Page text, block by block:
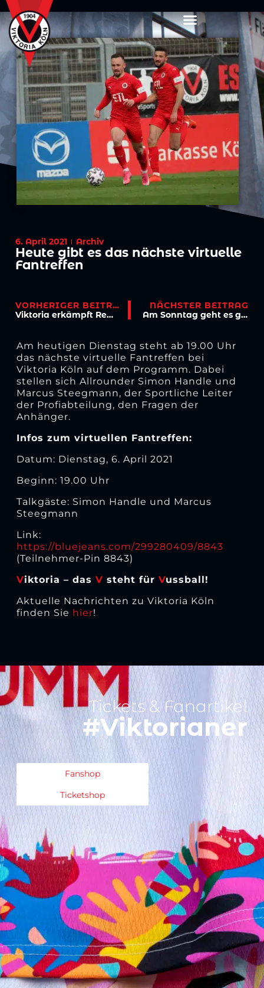
6. April 2021 Archiv
Heute gibt es das nächste virtuelle
Fantreffen
VORHERIGER BEITRAG
Viktoria erkämpft Remis in Unterzahl
NÄCHSTER BEITRAG
Am Sonntag geht es gegen den Tabellennachbarn aus Zwickau
Am heutigen Dienstag steht ab 19.00 Uhr
das nächste virtuelle Fantreffen bei
Viktoria Köln auf dem Programm. Dabei
stellen sich Allrounder Simon Handle und
Marcus Steegmann, der Sportliche Leiter
der Profiabteilung, den Fragen der
Anhänger.
Infos zum virtuellen Fantreffen:
Datum: Dienstag, 6. April 2021
Beginn: 19.00 Uhr
Talkgäste: Simon Handle und Marcus
Steegmann
Link:
https://bluejeans.com/299280409/8843
(Teilnehmer-Pin 8843)
Viktoria – das V steht für Vussball!
Aktuelle Nachrichten zu Viktoria Köln
finden Sie hier!
Tickets & Fanartikel
#Viktorianer
Fanshop
Ticketshop